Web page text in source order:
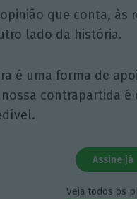
que conta, às
lado da história.
é uma forma de
contrapartida
Assine já
Veja todos os